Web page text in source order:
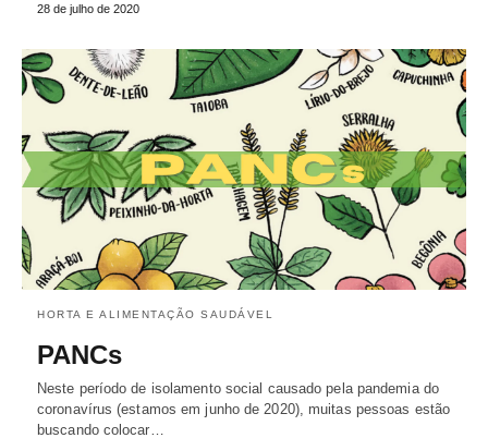
28 de julho de 2020
HORTA E ALIMENTAÇÃO SAUDÁVEL
PANCs
Neste período de isolamento social causado pela pandemia do
coronavírus (estamos em junho de 2020), muitas pessoas estão
buscando colocar…